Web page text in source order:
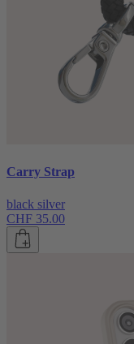
Carry Strap
black silver
CHF 35.00